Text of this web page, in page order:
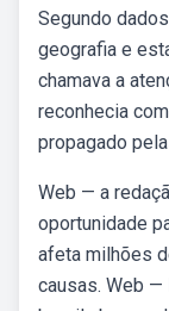
Segundo
geografia e
chamava a
reconhecia
propagado
Web — a
oportunidade
afeta milhões
causas. Web —